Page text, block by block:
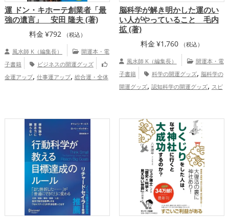
運 ドン・キホーテ創業者「最
強の遺言」 安田 隆夫 (著)
料金 ¥792 （税込）
風水師 K（編集長）
開運本・電
子書籍
ビジネスの開運グッズ
金運アップ, 仕事運アップ, 総合運・全体
脳科学が解き明かした運のい
い人がやっていること 毛内
拡 (著)
料金 ¥1,760 （税込）
風水師 K（編集長）
開運本・電
子書籍
科学の開運グッズ, 脳科学の
開運グッズ, 認知科学の開運グッズ, スピ
総合運・全体運アップ